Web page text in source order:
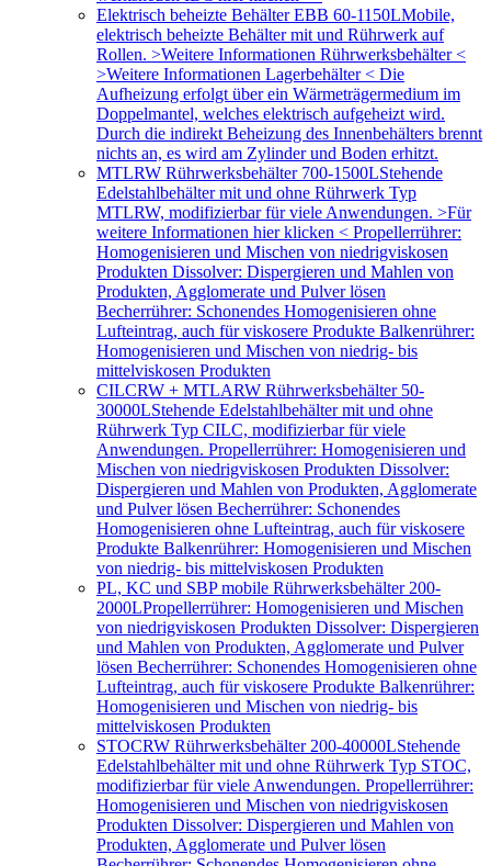
Elektrisch beheizte Behälter EBB 60-1150LMobile,
elektrisch beheizte Behälter mit und Rührwerk auf
Rollen. >Weitere Informationen Rührwerksbehälter <
>Weitere Informationen Lagerbehälter < Die
Aufheizung erfolgt über ein Wärmeträgermedium im
Doppelmantel, welches elektrisch aufgeheizt wird.
Durch die indirekt Beheizung des Innenbehälters brennt
nichts an, es wird am Zylinder und Boden erhitzt.
MTLRW Rührwerksbehälter 700-1500LStehende
Edelstahlbehälter mit und ohne Rührwerk Typ
MTLRW, modifizierbar für viele Anwendungen. >Für
weitere Informationen hier klicken < Propellerrührer:
Homogenisieren und Mischen von niedrigviskosen
Produkten Dissolver: Dispergieren und Mahlen von
Produkten, Agglomerate und Pulver lösen
Becherrührer: Schonendes Homogenisieren ohne
Lufteintrag, auch für viskosere Produkte Balkenrührer:
Homogenisieren und Mischen von niedrig- bis
mittelviskosen Produkten
CILCRW + MTLARW Rührwerksbehälter 50-
30000LStehende Edelstahlbehälter mit und ohne
Rührwerk Typ CILC, modifizierbar für viele
Anwendungen. Propellerrührer: Homogenisieren und
Mischen von niedrigviskosen Produkten Dissolver:
Dispergieren und Mahlen von Produkten, Agglomerate
und Pulver lösen Becherrührer: Schonendes
Homogenisieren ohne Lufteintrag, auch für viskosere
Produkte Balkenrührer: Homogenisieren und Mischen
von niedrig- bis mittelviskosen Produkten
PL, KC und SBP mobile Rührwerksbehälter 200-
2000LPropellerrührer: Homogenisieren und Mischen
von niedrigviskosen Produkten Dissolver: Dispergieren
und Mahlen von Produkten, Agglomerate und Pulver
lösen Becherrührer: Schonendes Homogenisieren ohne
Lufteintrag, auch für viskosere Produkte Balkenrührer:
Homogenisieren und Mischen von niedrig- bis
mittelviskosen Produkten
STOCRW Rührwerksbehälter 200-40000LStehende
Edelstahlbehälter mit und ohne Rührwerk Typ STOC,
modifizierbar für viele Anwendungen. Propellerrührer:
Homogenisieren und Mischen von niedrigviskosen
Produkten Dissolver: Dispergieren und Mahlen von
Produkten, Agglomerate und Pulver lösen